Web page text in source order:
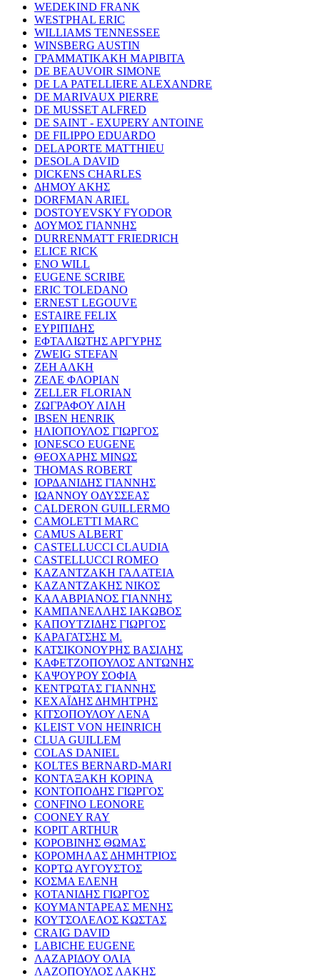
WEDEKIND FRANK
WESTPHAL ERIC
WILLIAMS TENNESSEE
WINSBERG AUSTIN
ΓΡΑΜΜΑΤΙΚΑΚΗ ΜΑΡΙΒΙΤΑ
DE BEAUVOIR SIMONE
DE LA PATELLIERE ALEXANDRE
DE MARIVAUX PIERRE
DE MUSSET ALFRED
DE SAINT - EXUPERY ANTOINE
DE FILIPPO EDUARDO
DELAPORTE MATTHIEU
DESOLA DAVID
DICKENS CHARLES
ΔΗΜΟΥ ΑΚΗΣ
DORFMAN ARIEL
DOSTOYEVSKY FYODOR
ΔΟΥΜΟΣ ΓΙΑΝΝΗΣ
DURRENMATT FRIEDRICH
ELICE RICK
ENO WILL
EUGENE SCRIBE
ERIC TOLEDANO
ERNEST LEGOUVE
ESTAIRE FELIX
ΕΥΡΙΠΙΔΗΣ
ΕΦΤΑΛΙΩΤΗΣ ΑΡΓΥΡΗΣ
ZWEIG STEFAN
ΖΕΗ ΑΛΚΗ
ΖΕΛΕ ΦΛΟΡΙΑΝ
ZELLER FLORIAN
ΖΩΓΡΑΦΟΥ ΛΙΛΗ
IBSEN HENRIK
ΗΛΙΟΠΟΥΛΟΣ ΓΙΩΡΓΟΣ
IONESCO EUGENE
ΘΕΟΧΑΡΗΣ ΜΙΝΩΣ
THOMAS ROBERT
ΙΟΡΔΑΝΙΔΗΣ ΓΙΑΝΝΗΣ
ΙΩΑΝΝΟΥ ΟΔΥΣΣΕΑΣ
CALDERON GUILLERMO
CAMOLETTI MARC
CAMUS ALBERT
CASTELLUCCI CLAUDIA
CASTELLUCCI ROMEO
ΚΑΖΑΝΤΖΑΚΗ ΓΑΛΑΤΕΙΑ
ΚΑΖΑΝΤΖΑΚΗΣ ΝΙΚΟΣ
ΚΑΛΑΒΡΙΑΝΟΣ ΓΙΑΝΝΗΣ
ΚΑΜΠΑΝΕΛΛΗΣ ΙΑΚΩΒΟΣ
ΚΑΠΟΥΤΖΙΔΗΣ ΓΙΩΡΓΟΣ
ΚΑΡΑΓΑΤΣΗΣ Μ.
ΚΑΤΣΙΚΟΝΟΥΡΗΣ ΒΑΣΙΛΗΣ
ΚΑΦΕΤΖΟΠΟΥΛΟΣ ΑΝΤΩΝΗΣ
ΚΑΨΟΥΡΟΥ ΣΟΦΙΑ
ΚΕΝΤΡΩΤΑΣ ΓΙΑΝΝΗΣ
ΚΕΧΑΪΔΗΣ ΔΗΜΗΤΡΗΣ
ΚΙΤΣΟΠΟΥΛΟΥ ΛΕΝΑ
KLEIST VON HEINRICH
CLUA GUILLEM
COLAS DANIEL
KOLTES BERNARD-MARI
ΚΟΝΤΑΞΑΚΗ ΚΟΡΙΝΑ
ΚΟΝΤΟΠΟΔΗΣ ΓΙΩΡΓΟΣ
CONFINO LEONORE
COONEY RAY
KOPIT ARTHUR
ΚΟΡΟΒΙΝΗΣ ΘΩΜΑΣ
ΚΟΡΟΜΗΛΑΣ ΔΗΜΗΤΡΙΟΣ
ΚΟΡΤΩ ΑΥΓΟΥΣΤΟΣ
ΚΟΣΜΑ ΕΛΕΝΗ
ΚΟΤΑΝΙΔΗΣ ΓΙΩΡΓΟΣ
ΚΟΥΜΑΝΤΑΡΕΑΣ ΜΕΝΗΣ
ΚΟΥΤΣΟΛΕΛΟΣ ΚΩΣΤΑΣ
CRAIG DAVID
LABICHE EUGENE
ΛΑΖΑΡΙΔΟΥ ΟΛΙΑ
ΛΑΖΟΠΟΥΛΟΣ ΛΑΚΗΣ